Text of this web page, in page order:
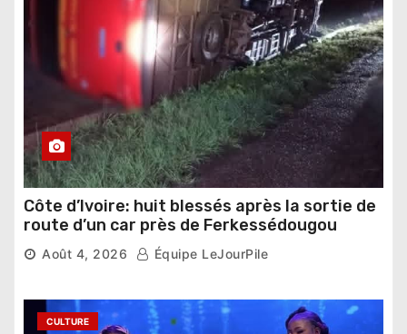
Côte d’Ivoire: huit blessés après la sortie de
route d’un car près de Ferkessédougou
Août 4, 2026 Équipe LeJourPile
CULTURE